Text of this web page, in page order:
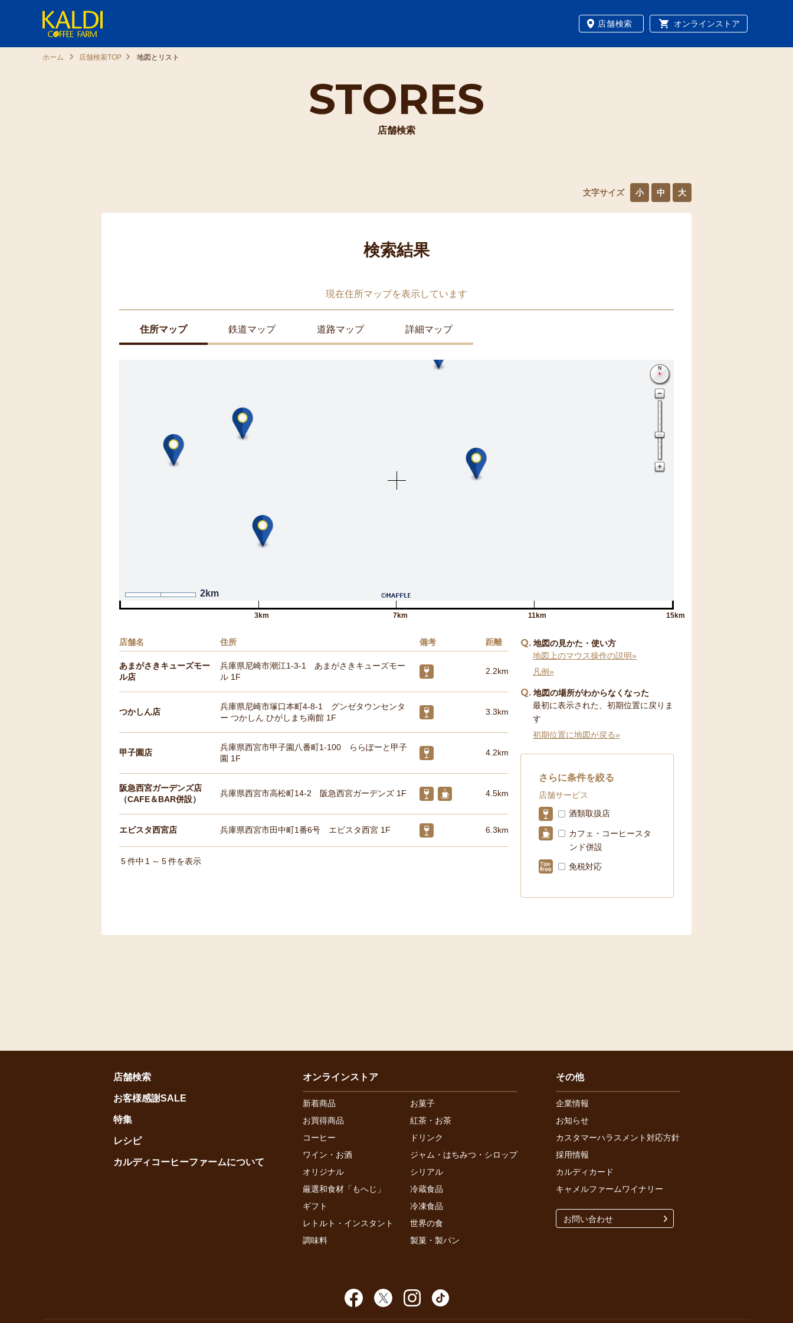
店舗検索 オンラインストア
STORES
店舗検索
ホーム 店舗検索TOP 地図とリスト
文字サイズ 小 中 大
検索結果
現在住所マップを表示しています
住所マップ 鉄道マップ 道路マップ 詳細マップ
2km
3km 7km 11km 15km
店舗名 住所 備考 距離
あまがさきキューズモー
ル店
兵庫県尼崎市潮江1-3-1 あまがさきキューズモー
ル 1F
2.2km
つかしん店
兵庫県尼崎市塚口本町4-8-1 グンゼタウンセンタ
ー つかしん ひがしまち南館 1F
3.3km
甲子園店
兵庫県西宮市甲子園八番町1-100 ららぽーと甲子
園 1F
4.2km
阪急西宮ガーデンズ店
（CAFE＆BAR併設）
兵庫県西宮市高松町14-2 阪急西宮ガーデンズ 1F 4.5km
エビスタ西宮店 兵庫県西宮市田中町1番6号 エビスタ西宮 1F 6.3km
5 件中 1 ～ 5件を表示
Q 地図の見かた・使い方
地図上のマウス操作の説明»
凡例»
Q 地図の場所がわからなくなった
最初に表示された、初期位置に戻りま
す
初期位置に地図が戻る»
さらに条件を絞る
店舗サービス
酒類取扱店
カフェ・コーヒースタ
ンド併設
免税対応
店舗検索
お客様感謝SALE
特集
レシピ
カルディコーヒーファームについて
オンラインストア
新着商品
お菓子
お買得商品
紅茶・お茶
コーヒー
ドリンク
ワイン・お酒
ジャム・はちみつ・シロップ
オリジナル
シリアル
厳選和食材「もへじ」
冷蔵食品
ギフト
冷凍食品
レトルト・インスタント
世界の食
調味料
製菓・製パン
その他
企業情報
お知らせ
カスタマーハラスメント対応方針
採用情報
カルディカード
キャメルファームワイナリー
お問い合わせ